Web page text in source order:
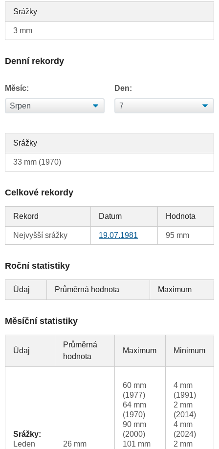
Srážky
3 mm
Denní rekordy
Měsíc: Den:
Srážky
33 mm (1970)
Celkové rekordy
Rekord Datum Hodnota
Nejvyšší srážky 19.07.1981 95 mm
Roční statistiky
Údaj Průměrná hodnota Maximum
Měsíční statistiky
Údaj
Průměrná
hodnota
Maximum Minimum
Srážky:
Leden
26 mm
60 mm
(1977)
64 mm
(1970)
90 mm
(2000)
101 mm
4 mm
(1991)
2 mm
(2014)
4 mm
(2024)
2 mm